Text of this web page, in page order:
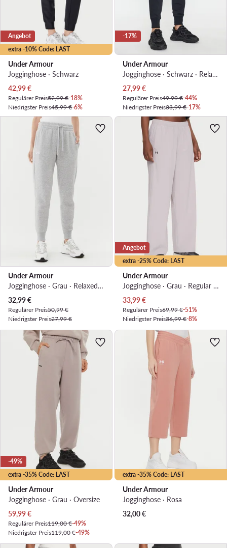
extra -10% Code: LAST
Angebot
Under Armour
Jogginghose · Schwarz
Aktueller Preis
42,99€
Regulärer Preis52,99 €-18%
Niedrigster Preis45,99 €-6%
-17%
Under Armour
Jogginghose · Schwarz · Relaxed Fit
Aktueller Preis
27,99€
Regulärer Preis49,99 €-44%
Niedrigster Preis33,99 €-17%
Under Armour
Jogginghose · Grau · Relaxed Fit
Aktueller Preis
32,99€
Regulärer Preis50,99 €
Niedrigster Preis27,99 €
extra -25% Code: LAST
Angebot
Under Armour
Jogginghose · Grau · Regular Fit
Aktueller Preis
33,99€
Regulärer Preis69,99 €-51%
Niedrigster Preis36,99 €-8%
extra -35% Code: LAST
-49%
Under Armour
Jogginghose · Grau · Oversize
Aktueller Preis
59,99€
Regulärer Preis119,00 €-49%
Niedrigster Preis119,00 €-49%
extra -35% Code: LAST
Under Armour
Jogginghose · Rosa
32,00€